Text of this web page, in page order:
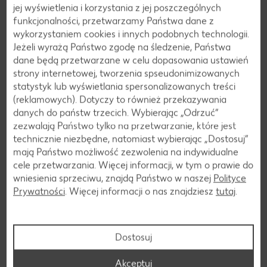
Nadziewane steki wołowe ze szparagami
jej wyświetlenia i korzystania z jej poszczególnych
funkcjonalności, przetwarzamy Państwa dane z
wykorzystaniem cookies i innych podobnych technologii.
Jeżeli wyrażą Państwo zgodę na śledzenie, Państwa
dane będą przetwarzane w celu dopasowania ustawień
strony internetowej, tworzenia spseudonimizowanych
statystyk lub wyświetlania spersonalizowanych treści
(reklamowych). Dotyczy to również przekazywania
danych do państw trzecich. Wybierając „Odrzuć“
zezwalają Państwo tylko na przetwarzanie, które jest
technicznie niezbędne, natomiast wybierając „Dostosuj”
mają Państwo możliwość zezwolenia na indywidualne
cele przetwarzania. Więcej informacji, w tym o prawie do
wniesienia sprzeciwu, znajdą Państwo w naszej Polityce
Prywatności. Więcej informacji o nas znajdziesz tutaj.
Dostosuj
Akceptuj